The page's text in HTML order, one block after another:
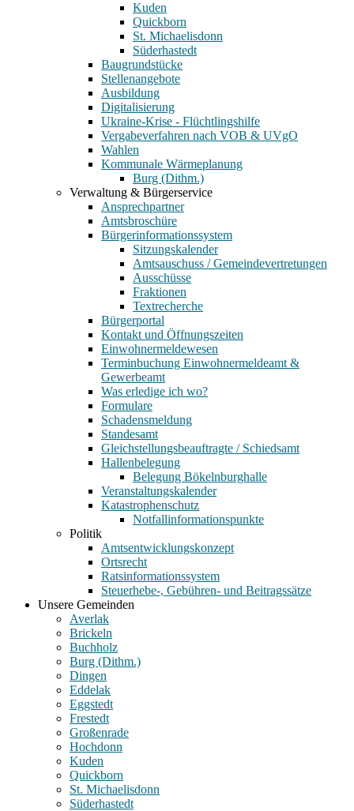
Kuden
Quickborn
St. Michaelisdonn
Süderhastedt
Baugrundstücke
Stellenangebote
Ausbildung
Digitalisierung
Ukraine-Krise - Flüchtlingshilfe
Vergabeverfahren nach VOB & UVgO
Wahlen
Kommunale Wärmeplanung
Burg (Dithm.)
Verwaltung & Bürgerservice
Ansprechpartner
Amtsbroschüre
Bürgerinformationssystem
Sitzungskalender
Amtsauschuss / Gemeindevertretungen
Ausschüsse
Fraktionen
Textrecherche
Bürgerportal
Kontakt und Öffnungszeiten
Einwohnermeldewesen
Terminbuchung Einwohnermeldeamt &
Gewerbeamt
Was erledige ich wo?
Formulare
Schadensmeldung
Standesamt
Gleichstellungsbeauftragte / Schiedsamt
Hallenbelegung
Belegung Bökelnburghalle
Veranstaltungskalender
Katastrophenschutz
Notfallinformationspunkte
Politik
Amtsentwicklungskonzept
Ortsrecht
Ratsinformationssystem
Steuerhebe-, Gebühren- und Beitragssätze
Unsere Gemeinden
Averlak
Brickeln
Buchholz
Burg (Dithm.)
Dingen
Eddelak
Eggstedt
Frestedt
Großenrade
Hochdonn
Kuden
Quickborn
St. Michaelisdonn
Süderhastedt